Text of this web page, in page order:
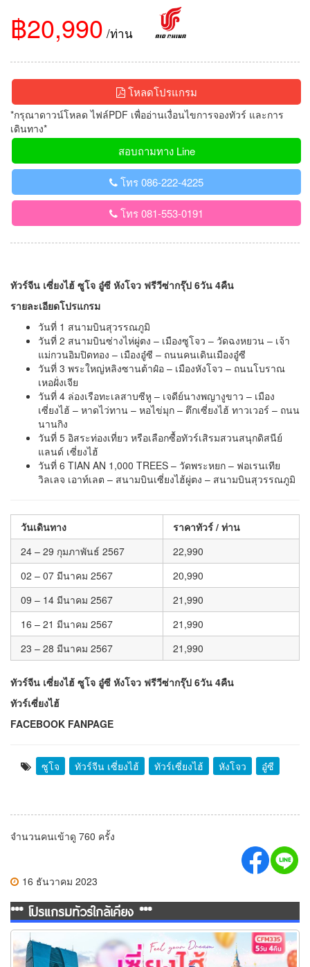
฿20,990 /ท่าน
โหลดโปรแกรม
*กรุณาดาวน์โหลด ไฟล์PDF เพื่ออ่านเงื่อนไขการจองทัวร์ และการ
เดินทาง*
สอบถามทาง Line
โทร 086-222-4225
โทร 081-553-0191
ทัวร์จีน เซี่ยงไฮ้ ซูโจ อู๋ซี หังโจว ฟรีวีซ่ากรุ๊ป 6วัน 4คืน
รายละเอียดโปรแกรม
วันที่ 1 สนามบินสุวรรณภูมิ
วันที่ 2 สนามบินซ่างไห่ผู่ตง – เมืองซูโจว – วัดฉงหยวน – เจ้า
แม่กวนอิมปิดทอง – เมืองอู๋ซี – ถนนคนเดินเมืองอู๋ซี
วันที่ 3 พระใหญ่หลิงซานต้าฝ๋อ – เมืองหังโจว – ถนนโบราณ
เหอฝั่งเจีย
วันที่ 4 ล่องเรือทะเลสาบซีหู – เจดีย์นางพญางูขาว – เมือง
เซี่ยงไฮ้ – หาดไว่ทาน – หอไข่มุก – ตึกเซี่ยงไฮ้ ทาวเวอร์ – ถนน
นานกิง
วันที่ 5 อิสระท่องเที่ยว หรือเลือกซื้อทัวร์เสิรมสวนสนุกดิสนีย์
แลนด์ เซี่ยงไฮ้
วันที่ 6 TIAN AN 1,000 TREES – วัดพระหยก – ฟอเรนเทีย
วิลเลจ เอาท์เลต – สนามบินเซี่ยงไฮ้ผู่ตง – สนามบินสุวรรณภูมิ
วันเดินทาง
ราคาทัวร์ / ท่าน
24 – 29 กุมภาพันธ์ 2567
22,990
02 – 07 มีนาคม 2567
20,990
09 – 14 มีนาคม 2567
21,990
16 – 21 มีนาคม 2567
21,990
23 – 28 มีนาคม 2567
21,990
ทัวร์จีน เซี่ยงไฮ้ ซูโจ อู๋ซี หังโจว ฟรีวีซ่ากรุ๊ป 6วัน 4คืน
ทัวร์เซี่ยงไฮ้
FACEBOOK FANPAGE
ซูโจ ทัวร์จีน เซี่ยงไฮ้ ทัวร์เซี่ยงไฮ้ หังโจว อู๋ซี
จำนวนคนเข้าดู 760 ครั้ง
16 ธันวาคม 2023
*** โปรแกรมทัวร์ใกล้เคียง ***
ทัวร์จีน Feel your Dream เซี่ยงไฮ้ ซูโจว ดิสนีย์แลนด์ เมืองโบราณจู
เจียเจี่ยว 5 วัน 4 คืน